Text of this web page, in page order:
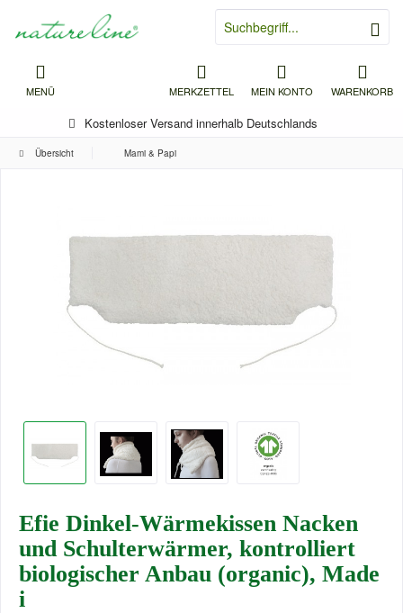
Kostenloser Versand innerhalb Deutschlands
MENÜ WARENKORB
MERKZETTEL MEIN KONTO
Übersicht Mami & Papi
Efie Dinkel-Wärmekissen Nacken
und Schulterwärmer, kontrolliert
biologischer Anbau (organic), Made
i